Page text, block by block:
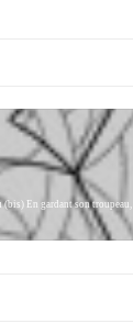
En gardant son troupeau,